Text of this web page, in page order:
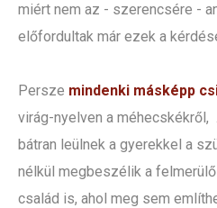
miért nem az - szerencsére -
előfordultak már ezek a
Persze mindenki másképp
virág-nyelven a méhecskékről,
bátran leülnek a gyerekkel a
nélkül megbeszélik a
család is, ahol meg sem